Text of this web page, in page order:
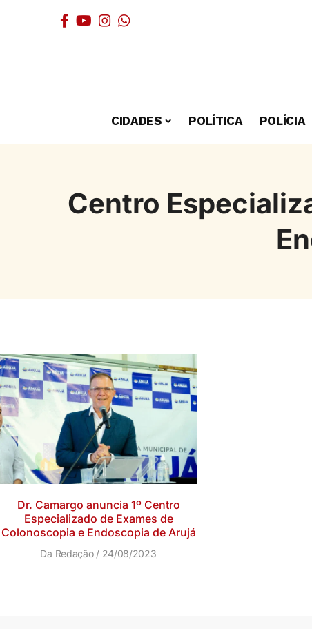
CIDADES POLÍTICA POLÍCIA
Centro
Dr. Camargo anuncia 1º Centro
Especializado de Exames de
Colonoscopia e Endoscopia de Arujá
Da Redação 24/08/2023